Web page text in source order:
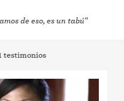
de eso, es un tabú"
testimonios